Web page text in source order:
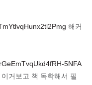
해커
5NFA
거보고 책 독학해서 필